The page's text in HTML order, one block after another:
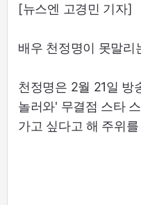
[뉴스엔 고경민 기자]
배우 천정명이 못말리
천정명은 2월 21일 방
놀러와' 무결점 스타
가고 싶다고 해 주위